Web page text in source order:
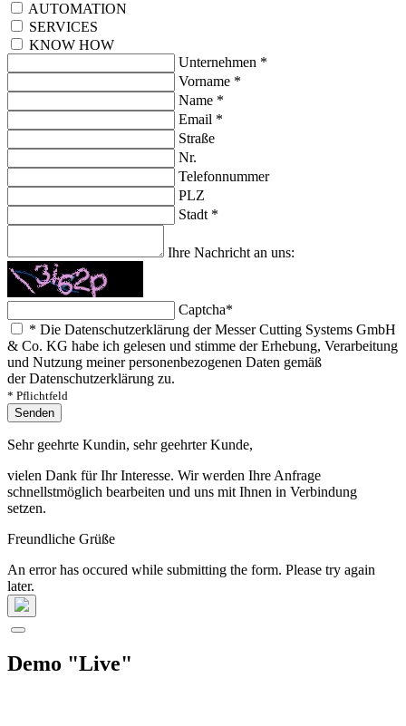
AUTOMATION
SERVICES
KNOW HOW
Unternehmen *
Vorname *
Name *
Email *
Straße
Nr.
Telefonnummer
PLZ
Stadt *
Ihre Nachricht an uns:
Captcha*
* Die Datenschutzerklärung der Messer Cutting Systems GmbH
& Co. KG habe ich gelesen und stimme der Erhebung, Verarbeitung
und Nutzung meiner personenbezogenen Daten gemäß
der Datenschutzerklärung zu.
* Pflichtfeld
Senden
Sehr geehrte Kundin, sehr geehrter Kunde,
vielen Dank für Ihr Interesse. Wir werden Ihre Anfrage
schnellstmöglich bearbeiten und uns mit Ihnen in Verbindung
setzen.
Freundliche Grüße
An error has occured while submitting the form. Please try again
later.
Demo "Live"